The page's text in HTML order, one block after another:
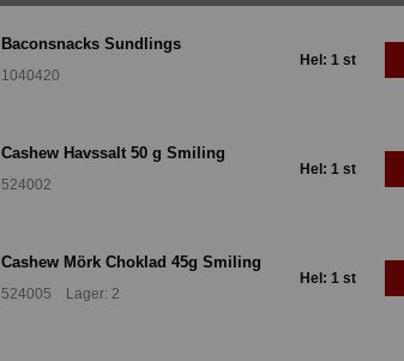
Baconsnacks Sundlings
1040420
Hel: 1 st
Cashew Havssalt 50 g Smiling
524002
Hel: 1 st
Cashew Mörk Choklad 45g Smiling
524005 Lager: 2
Hel: 1 st